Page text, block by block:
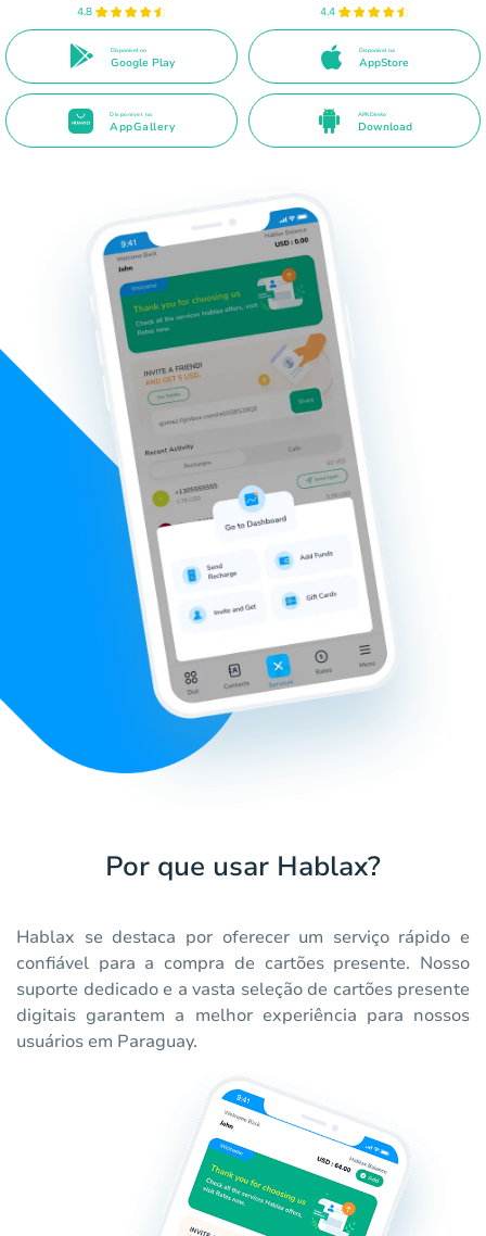
4.8
Disponível no
Google Play
4.4
Disponível na
AppStore
Disponível na
AppGallery
APK Direto
Download
Por que usar Hablax?
Hablax se destaca por oferecer um serviço rápido e
confiável para a compra de cartões presente. Nosso
suporte dedicado e a vasta seleção de cartões presente
digitais garantem a melhor experiência para nossos
usuários em Paraguay.